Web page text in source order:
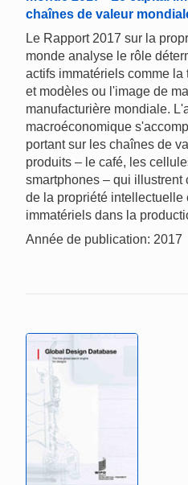
chaînes de valeur
Le Rapport 2017 sur la
monde analyse le rôle
actifs immatériels comme
et modèles ou l'image de
manufacturière mondiale.
macroéconomique
portant sur les chaînes de
produits – le café, les
smartphones – qui illustrent
de la propriété intellectuelle
immatériels dans la
Année de publication: 2017